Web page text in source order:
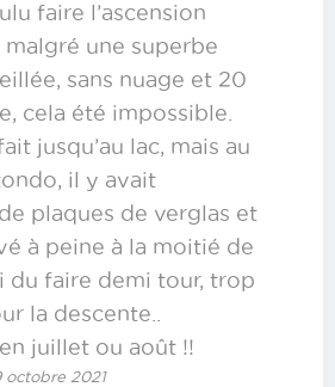
faire l’ascension
malgré une superbe
sans nuage et 20
cela été impossible.
jusqu’au lac, mais au
il y avait
plaques de verglas et
à peine à la moitié de
du faire demi tour, trop
la descente..
juillet ou août !!
octobre 2021